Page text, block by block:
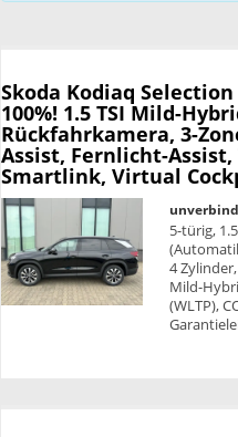
Skoda Kodiaq
100%! 1.5 TSI Mild-
Rückfahrkamera, 3-
Assist, Fernlicht-
Smartlink, Virtual
5-türig,
4
Mild-
(WLTP),